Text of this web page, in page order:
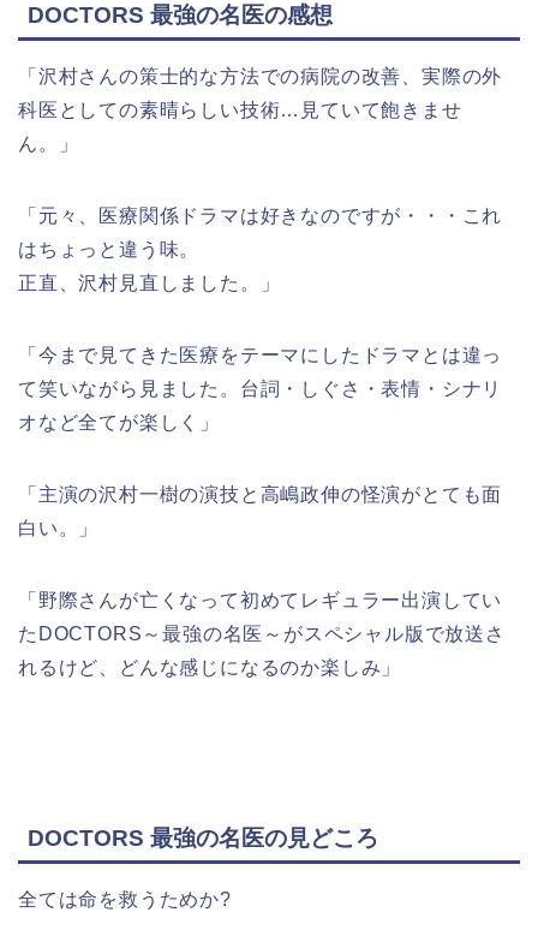
DOCTORS 最強の名医の感想
「沢村さんの策士的な方法での病院の改善、実際の外
科医としての素晴らしい技術…見ていて飽きませ
ん。」
「元々、医療関係ドラマは好きなのですが・・・これ
はちょっと違う味。
正直、沢村見直しました。」
「今まで見てきた医療をテーマにしたドラマとは違っ
て笑いながら見ました。台詞・しぐさ・表情・シナリ
オなど全てが楽しく」
「主演の沢村一樹の演技と高嶋政伸の怪演がとても面
白い。」
「野際さんが亡くなって初めてレギュラー出演してい
たDOCTORS～最強の名医～がスペシャル版で放送さ
れるけど、どんな感じになるのか楽しみ」
DOCTORS 最強の名医の見どころ
全ては命を救うためか?